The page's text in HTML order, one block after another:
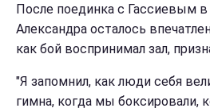
После поединка с Гассиевым
Александра осталось
как бой воспринимал зал,
"Я запомнил, как люди себя
гимна, когда мы боксировали,